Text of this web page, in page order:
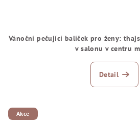
Vánoční pečující balíček pro ženy:
v salonu v centru
Detail
Akce